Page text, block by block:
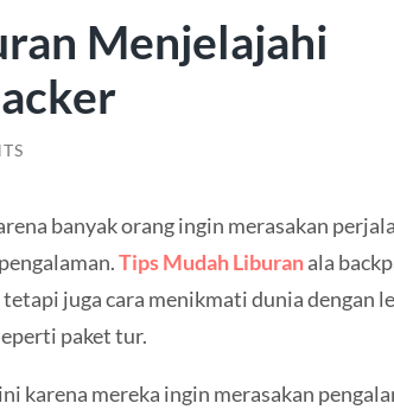
Menjelajahi
banyak orang ingin merasakan
Tips Mudah Liburanala
juga cara menikmati dunia dengan
paket tur.
karena mereka ingin merasakan